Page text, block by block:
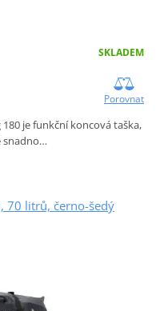
SKLADEM
Porovnat
je funkční koncová taška,
snadno…
70 litrů, černo-šedý